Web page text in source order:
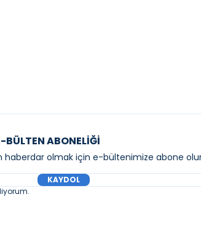
BÜLTEN ABONELIĞI
haberdar olmak için e-bültenimize abone
KAYDOL